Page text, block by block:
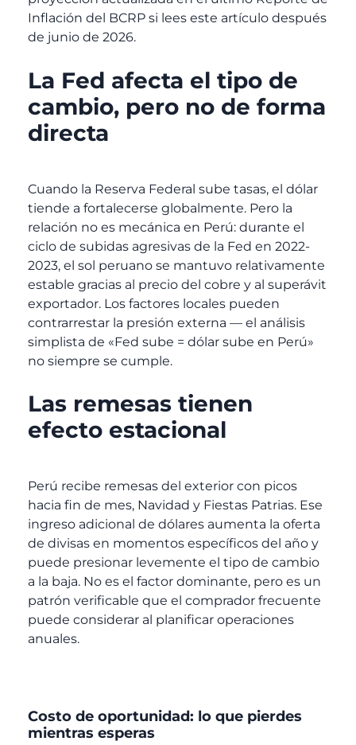
Inflación del BCRP si lees este artículo después
de junio de 2026.
La Fed afecta el tipo de
cambio, pero no de forma
directa
Cuando la Reserva Federal sube tasas, el dólar
tiende a fortalecerse globalmente. Pero la
relación no es mecánica en Perú: durante el
ciclo de subidas agresivas de la Fed en 2022-
2023, el sol peruano se mantuvo relativamente
estable gracias al precio del cobre y al superávit
exportador. Los factores locales pueden
contrarrestar la presión externa — el análisis
simplista de «Fed sube = dólar sube en Perú»
no siempre se cumple.
Las remesas tienen
efecto estacional
Perú recibe remesas del exterior con picos
hacia fin de mes, Navidad y Fiestas Patrias. Ese
ingreso adicional de dólares aumenta la oferta
de divisas en momentos específicos del año y
puede presionar levemente el tipo de cambio
a la baja. No es el factor dominante, pero es un
patrón verificable que el comprador frecuente
puede considerar al planificar operaciones
anuales.
Costo de oportunidad: lo que pierdes
mientras esperas